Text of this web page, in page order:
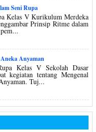
Seni Rupa
Kelas V Kurikulum Merdeka
Prinsip Ritme dalam
Anyaman
Kelas V Sekolah Dasar
kegiatan tentang Mengenal
Tuj...